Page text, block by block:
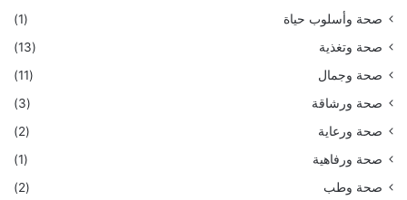
صحة وأسلوب حياة
(1)
صحة وتغذية
(13)
صحة وجمال
(11)
صحة ورشاقة
(3)
صحة ورعاية
(2)
صحة ورفاهية
(1)
صحة وطب
(2)